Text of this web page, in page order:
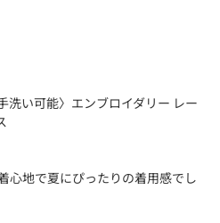
洗い可能〉エンブロイダリー レー
心地で夏にぴったりの着用感でし